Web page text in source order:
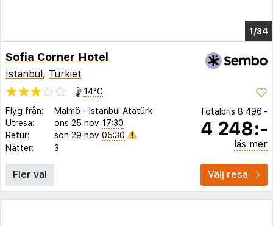
1/30
Sofia Corner Hotel
Istanbul, Turkiet
14°C
Flyg från:
Malmö - Istanbul Atatürk
Utresa:
ons 25 nov 17:30
Retur:
sön 29 nov 05:30
Nätter:
3
Totalpris 8 496:-
4 248:-
läs mer
Fler val Välj resa